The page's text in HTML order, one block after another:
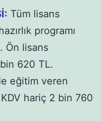
Tüm lisans
programı
Ön lisans
620 TL.
eğitim veren
hariç 2 bin 760